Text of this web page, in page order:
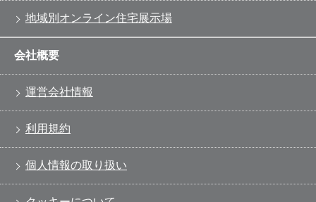
地域別オンライン住宅展示場
会社概要
運営会社情報
利用規約
個人情報の取り扱い